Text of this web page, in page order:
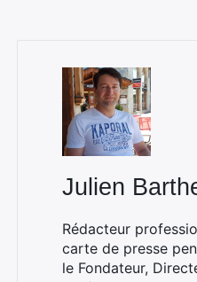
Julien
Rédacteur
carte de presse
le Fondateur,